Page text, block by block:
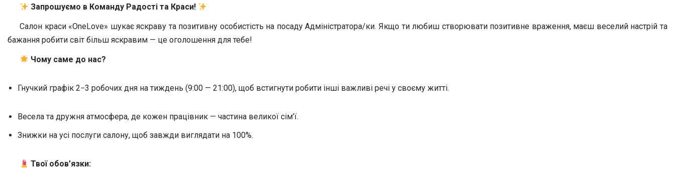
Запрошуємо в Команду Радості та Краси!
Салон краси «OneLove» шукає яскраву та позитивну особистість на посаду Адміністратора/ки. Якщо ти любиш створювати позитивне враження, маєш веселий настрій та
бажання робити світ більш яскравим — це оголошення для тебе!
Чому саме до нас?
Гнучкий графік 2−3 робочих дня на тиждень (9:00 — 21:00), щоб встигнути робити інші важливі речі у своєму житті.
Весела та дружня атмосфера, де кожен працівник — частина великої сім’ї.
Знижки на усі послуги салону, щоб завжди виглядати на 100%.
Твої обов’язки: